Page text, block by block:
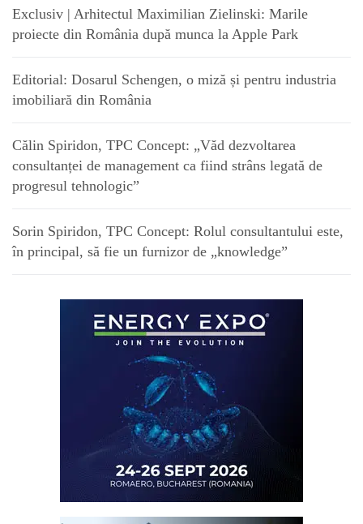
Exclusiv | Arhitectul Maximilian Zielinski: Marile
proiecte din România după munca la Apple Park
Editorial: Dosarul Schengen, o miză și pentru industria
imobiliară din România
Călin Spiridon, TPC Concept: „Văd dezvoltarea
consultanței de management ca fiind strâns legată de
progresul tehnologic”
Sorin Spiridon, TPC Concept: Rolul consultantului este,
în principal, să fie un furnizor de „knowledge”